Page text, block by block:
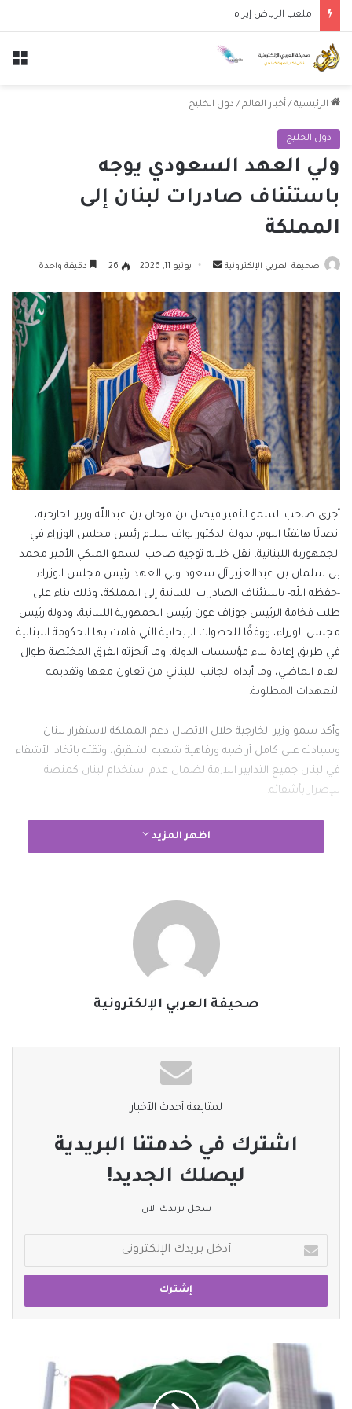
الرئيسية / أخبار العالم / دول الخليج
دول الخليج
ولي العهد السعودي يوجه
باستئناف صادرات لبنان إلى
المملكة
صحيفة العربي الإلكترونية
أرسل
إلكترونيا
يونيو 11, 2026 26 دقيقة واحدة
أجرى صاحب السمو الأمير فيصل بن فرحان بن عبداللّه وزير الخارجية،
اتصالًا هاتفيًا اليوم، بدولة الدكتور نواف سلام رئيس مجلس الوزراء في
الجمهورية اللبنانية، نقل خلاله توجيه صاحب السمو الملكي الأمير محمد
بن سلمان بن عبدالعزيز آل سعود ولي العهد رئيس مجلس الوزراء
-حفظه اللّه- باستئناف الصادرات اللبنانية إلى المملكة، وذلك بناء على
طلب فخامة الرئيس جوزاف عون رئيس الجمهورية اللبنانية، ودولة رئيس
مجلس الوزراء، ووفقًا للخطوات الإيجابية التي قامت بها الحكومة اللبنانية
في طريق إعادة بناء مؤسسات الدولة، وما أنجزته الفرق المختصة طوال
العام الماضي، وما أبداه الجانب اللبناني من تعاون معها وتقديمه
التعهدات المطلوبة.
وأكد سمو وزير الخارجية خلال الاتصال دعم المملكة لاستقرار لبنان
وسيادته على كامل أراضيه ورفاهية شعبه الشقيق، وثقته باتخاذ الأشقاء
في لبنان جميع التدابير اللازمة لضمان عدم استخدام لبنان كمنصة
للإضرار بأشقائه.
#صحيفة_العربي_الالكترونية
اظهر المزيد
صحيفة العربي الإلكترونية
لمتابعة أحدث الأخبار
اشترك في خدمتنا البريدية
ليصلك الجديد!
سجل بريدك الآن
بريدك
الإلكتروني
الإمارات:
درهم